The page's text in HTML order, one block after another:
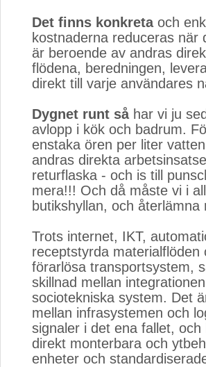
Det finns konkretaoch
kostnaderna reduceras när
är beroende av andras
flödena, beredningen,
direkt till varje användares
Dygnet runt såhar vi ju
avlopp i kök och badrum.
enstaka ören per liter
andras direkta
returflaska - och is till
mera!!! Och då måste vi i
butikshyllan, och återlämna
Trots internet, IKT,
receptstyrda
förarlösa transportsystem,
skillnad mellan
sociotekniska system. Det
mellan infrasystemen och
signaler i det ena fallet,
direkt monterbara och
enheter och